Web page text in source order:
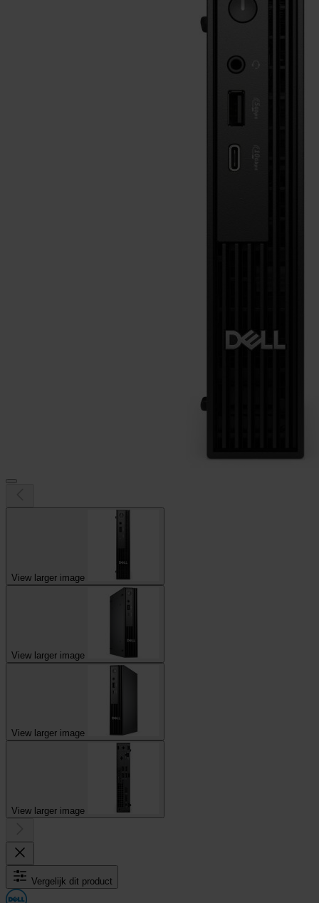
View larger image
View larger image
View larger image
View larger image
Vergelijk dit product